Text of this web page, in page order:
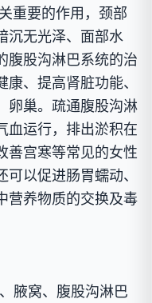
重要的作用，颈部
沉无光泽、面部水
腹股沟淋巴系统的治
、提高肾脏功能、
卵巢。疏通腹股沟淋
血运行，排出淤积在
善宫寒等常见的女性
以促进肠胃蠕动、
营养物质的交换及毒
腋窝、腹股沟淋巴